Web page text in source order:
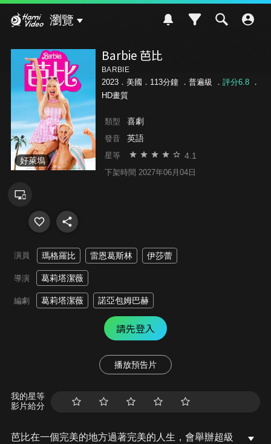
瀏覽
好萊塢
Barbie 芭比
BARBIE
2023．美國．113分鐘 ． 普遍級 ． 評分6.8．
HD畫質
類型 喜劇
發音 英語
星等 4.1
下架時間 2027年06月04日
演員 瑪格羅比 雷恩葛斯林 伊莎蕾
導演 葛莉塔潔薇
編劇 葛莉塔潔薇 諾亞包姆巴赫
請先登入
播放預告片
我的星等
影片給分
芭比在一個完美的地方過著完美的人生，會舉辦超級